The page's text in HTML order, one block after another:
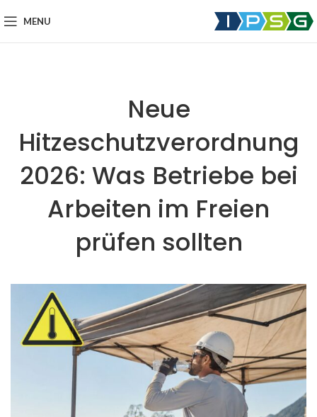
MENU
Neue
Hitzeschutzverordnung
2026: Was Betriebe bei
Arbeiten im Freien
prüfen sollten